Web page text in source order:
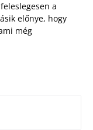
a
előnye, hogy
még